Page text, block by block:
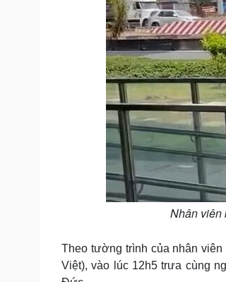
Nhân viên
Theo tường trình của nhân viên
Việt), vào lúc 12h5 trưa cùng